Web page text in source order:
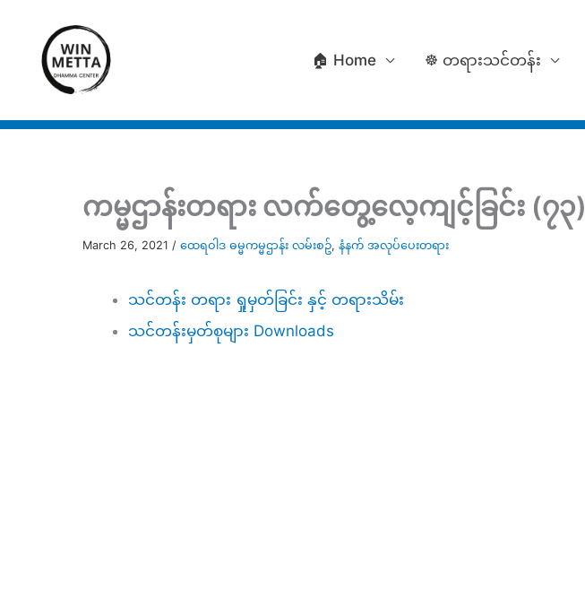
content
🏠 Home ☸️ တရားသင်တန်း
ကမ္မဌာန်းတရား လက်တွေ့လေ့ကျင့်ခြင်း (၇၃)
March 26, 2021 / ထေရဝါဒ ဓမ္မကမ္မဌာန်း လမ်းစဥ်, နံနက် အလုပ်ပေးတရား
သင်တန်း တရား ရှုမှတ်ခြင်း နှင့် တရားသိမ်း
သင်တန်းမှတ်စုများ Downloads